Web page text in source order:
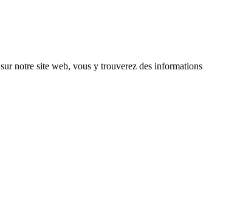
sur notre site web, vous y trouverez des informations